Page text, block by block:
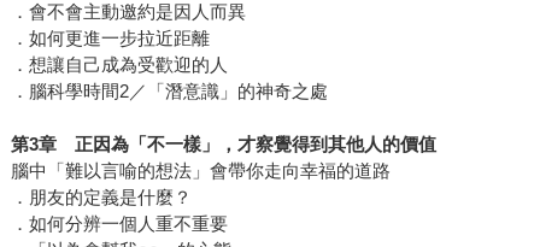
．會不會主動邀約是因人而異
．如何更進一步拉近距離
．想讓自己成為受歡迎的人
．腦科學時間2／「潛意識」的神奇之處
第3章 正因為「不一樣」，才察覺得到其他人的價值
腦中「難以言喻的想法」會帶你走向幸福的道路
．朋友的定義是什麼？
．如何分辨一個人重不重要